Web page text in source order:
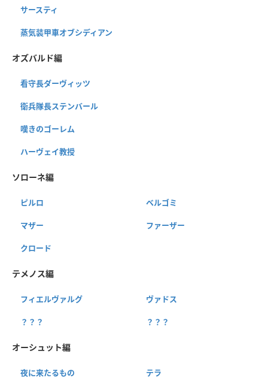
サースティ
蒸気装甲車オブシディアン
オズバルド編
看守長ダーヴィッツ
衛兵隊長ステンバール
嘆きのゴーレム
ハーヴェイ教授
ソローネ編
ピルロ ベルゴミ
マザー ファーザー
クロード
テメノス編
フィエルヴァルグ ヴァドス
？？？ ？？？
オーシュット編
夜に来たるもの テラ